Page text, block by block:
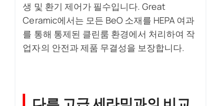
생 및 환기 제어가 필수입니다. Great
Ceramic에서는 모든 BeO 소재를 HEPA 여과
를 통해 통제된 클린룸 환경에서 처리하여 작
업자의 안전과 제품 무결성을 보장합니다.